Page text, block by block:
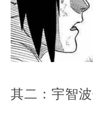
其二：宇智波